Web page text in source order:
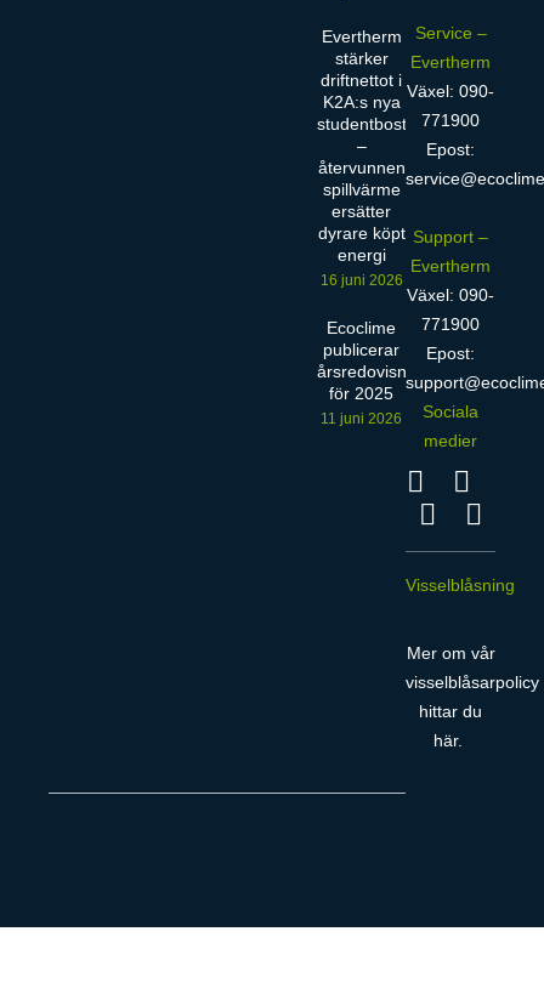
Evertherm
stärker
driftnettot i
K2A:s nya
studentbostäder
–
återvunnen
spillvärme
ersätter
dyrare köpt
energi
16 juni 2026
Ecoclime
publicerar
årsredovisning
för 2025
11 juni 2026
Service –
Evertherm
Växel: 090-
771900
Epost:
Support –
Evertherm
Växel: 090-
771900
Epost:
Sociala
medier
Visselblåsning
Mer om vår
visselblåsarpolicy
hittar du
här.